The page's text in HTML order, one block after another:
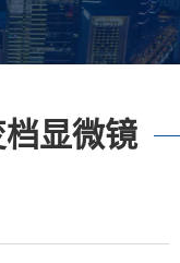
显微镜